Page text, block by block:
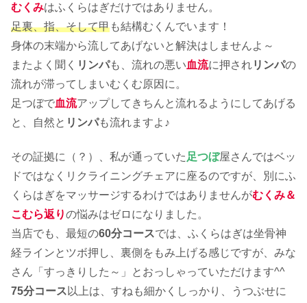
むくみはふくらはぎだけではありません。
足裏、指、そして甲も結構むくんでいます！
身体の末端から流してあげないと解決はしませんよ～
またよく聞く リンパも、流れの悪い血流に押されリンパの
流れが滞ってしまいむくむ原因に。
足つぼで血流アップしてきちんと流れるようにしてあげる
と、自然と リンパも流れますよ♪
その証拠に（？）、私が通っていた 足つぼ屋さんではベッ
ドではなくリクライニングチェアに座るのですが、別にふ
くらはぎをマッサージするわけではありませんがむくみ＆
こむら返りの悩みはゼロになりました。
当店でも、最短の60分コースでは、ふくらはぎは坐骨神
経ラインとツボ押し、裏側をもみ上げる感じですが、みな
さん「すっきりした～」とおっしゃっていただけます^^
75分コース 以上は、すねも細かくしっかり、うつぶせに